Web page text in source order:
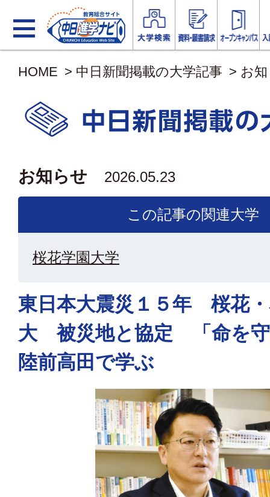
HOME > 中日新聞掲載の大学記事 > お
お知らせ 2026.05.23
この記事の関連大学
桜花学園大学
東日本大震災１５年 桜花
大 被災地と協定 「命を
陸前高田で学ぶ